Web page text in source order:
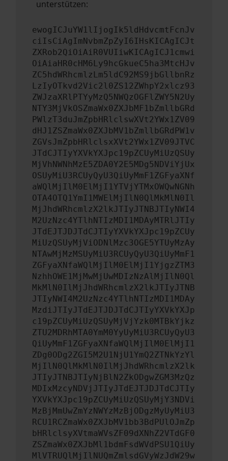
unterstützen:
ewogICJuYW1lIjogIk5ldHdvcmtFcnJv
ciIsCiAgImNvbmZpZyI6IHsKICAgICJt
ZXRob2QiOiAiR0VUIiwKICAgICJ1cmwi
OiAiaHR0cHM6Ly9hcGkueC5ha3MtcHJv
ZC5hdWRhcmlzLm5ldC92MS9jbGllbnRz
LzIyOTkvd2Vic2l0ZS12ZWhpY2xlcz93
ZWJzaXRlPTYyMzQ5NWQzOGFlZWY5N2Uy
NTY3MjVkOSZmaWx0ZXJbMF1bZmllbGRd
PWlzT3duJmZpbHRlclswXVt2YWx1ZV09
dHJ1ZSZmaWx0ZXJbMV1bZmllbGRdPW1v
ZGVsJmZpbHRlclsxXVt2YWx1ZV09JTVC
JTdCJTIyYXVkYXJpc19pZCUyMiUzQSUy
MjVhNWNhMzE5ZDA0Y2E5MDg5NDViYjUx
OSUyMiU3RCUyQyU3QiUyMmF1ZGFyaXNf
aWQlMjIlM0ElMjI1YTVjYTMxOWQwNGNh
OTA4OTQ1YmI1MWElMjIlN0QlMkMlN0Il
MjJhdWRhcmlzX2lkJTIyJTNBJTIyNWI4
M2UzNzc4YTlhNTIzMDI1MDAyMTRlJTIy
JTdEJTJDJTdCJTIyYXVkYXJpc19pZCUy
MiUzQSUyMjViODNlMzc3OGE5YTUyMzAy
NTAwMjMzMSUyMiU3RCUyQyU3QiUyMmF1
ZGFyaXNfaWQlMjIlM0ElMjI1YjgzZTM3
NzhhOWE1MjMwMjUwMDIzNzAlMjIlN0Ql
MkMlN0IlMjJhdWRhcmlzX2lkJTIyJTNB
JTIyNWI4M2UzNzc4YTlhNTIzMDI1MDAy
MzdiJTIyJTdEJTJDJTdCJTIyYXVkYXJp
c19pZCUyMiUzQSUyMjVjYzk0MTBkYjkz
ZTU2MDRhMTA0YmM0YyUyMiU3RCUyQyU3
QiUyMmF1ZGFyaXNfaWQlMjIlM0ElMjI1
ZDg0ODg2ZGI5M2U1NjU1YmQ2ZTNkYzYl
MjIlN0QlMkMlN0IlMjJhdWRhcmlzX2lk
JTIyJTNBJTIyNjBlN2ZkODgwZGM3MzQz
MDIxMzcyNDVjJTIyJTdEJTJDJTdCJTIy
YXVkYXJpc19pZCUyMiUzQSUyMjY3NDVi
MzBjMmUwZmYzNWYzMzBjODgzMyUyMiU3
RCU1RCZmaWx0ZXJbMV1bb3BdPUlOJmZp
bHRlclsyXVtmaWVsZF09dXNhZ2VTdGF0
ZSZmaWx0ZXJbMl1bdmFsdWVdPSU1QiUy
MlVTRUQlMjIlNUQmZmlsdGVyWzJdW29w